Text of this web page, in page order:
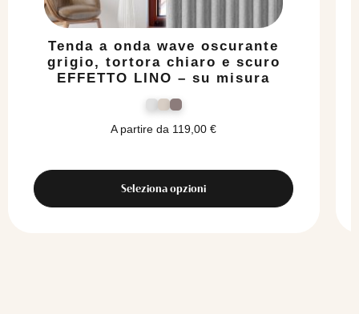
Tenda a onda wave oscurante
grigio, tortora chiaro e scuro
EFFETTO LINO – su misura
A partire da 119,00€
Seleziona opzioni